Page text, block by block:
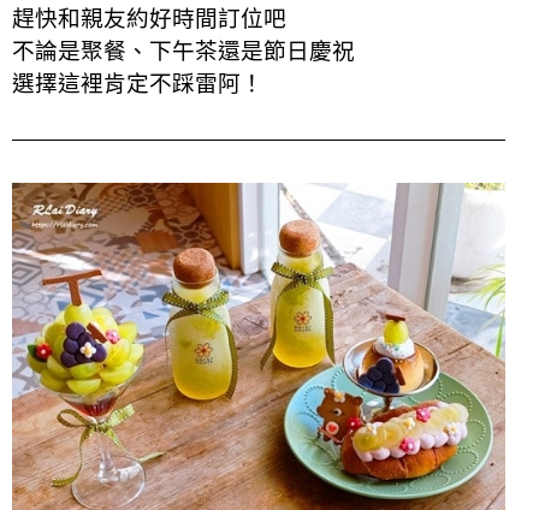
趕快和親友約好時間訂位吧
不論是聚餐、下午茶還是節日慶祝
選擇這裡肯定不踩雷阿！